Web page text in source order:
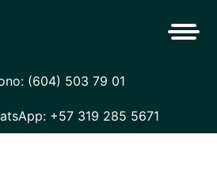
(604) 503 79 01
+57 319 285 5671